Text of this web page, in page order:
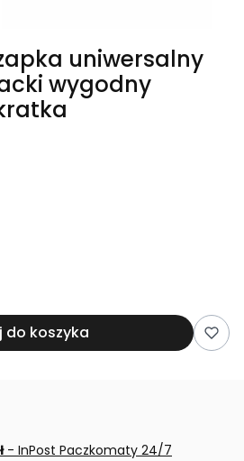
uniwersalny
wygodny
do koszyka
- InPost Paczkomaty 24/7